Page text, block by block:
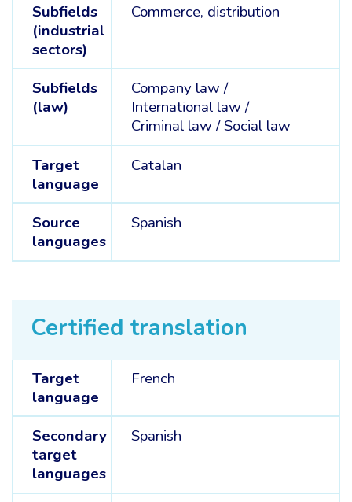
Subfields
(industrial
sectors)
Commerce, distribution
Subfields
(law)
Company law /
International law /
Criminal law /Social law
Target
language
Catalan
Source
languages
Spanish
Certified translation
Target
language
French
Secondary
target
languages
Spanish